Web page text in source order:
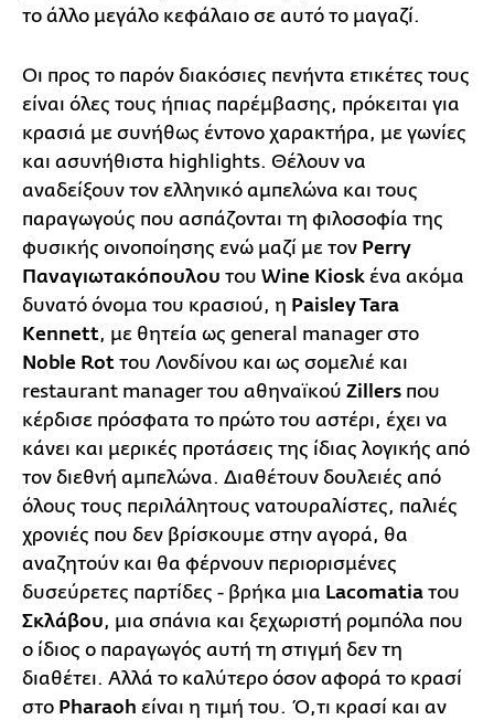
το άλλο μεγάλο κεφάλαιο σε αυτό το μαγαζί.
Οι προς το παρόν διακόσιες πενήντα ετικέτες τους
είναι όλες τους ήπιας παρέμβασης, πρόκειται για
κρασιά με συνήθως έντονο χαρακτήρα, με γωνίες
και ασυνήθιστα highlights. Θέλουν να
αναδείξουν τον ελληνικό αμπελώνα και τους
παραγωγούς που ασπάζονται τη φιλοσοφία της
φυσικής οινοποίησης ενώ μαζί με τον Perry
Παναγιωτακόπουλου του Wine Kiosk ένα ακόμα
δυνατό όνομα του κρασιού, η Paisley Tara
Kennett, με θητεία ως general manager στο
Noble Rot του Λονδίνου και ως σομελιέ και
restaurant manager του αθηναϊκού Zillers που
κέρδισε πρόσφατα το πρώτο του αστέρι, έχει να
κάνει και μερικές προτάσεις της ίδιας λογικής από
τον διεθνή αμπελώνα. Διαθέτουν δουλειές από
όλους τους περιλάλητους νατουραλίστες, παλιές
χρονιές που δεν βρίσκουμε στην αγορά, θα
αναζητούν και θα φέρνουν περιορισμένες
δυσεύρετες παρτίδες - βρήκα μια Lacomatia του
Σκλάβου, μια σπάνια και ξεχωριστή ρομπόλα που
ο ίδιος ο παραγωγός αυτή τη στιγμή δεν τη
διαθέτει. Αλλά το καλύτερο όσον αφορά το κρασί
στο Pharaoh είναι η τιμή του. Ό,τι κρασί και αν